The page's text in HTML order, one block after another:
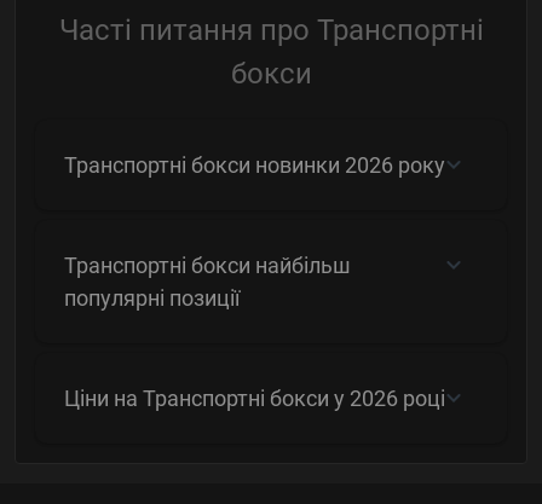
Часті питання про Транспортні
бокси
Транспортні бокси новинки 2026 року
Транспортні бокси найбільш
популярні позиції
Ціни на Транспортні бокси у 2026 році